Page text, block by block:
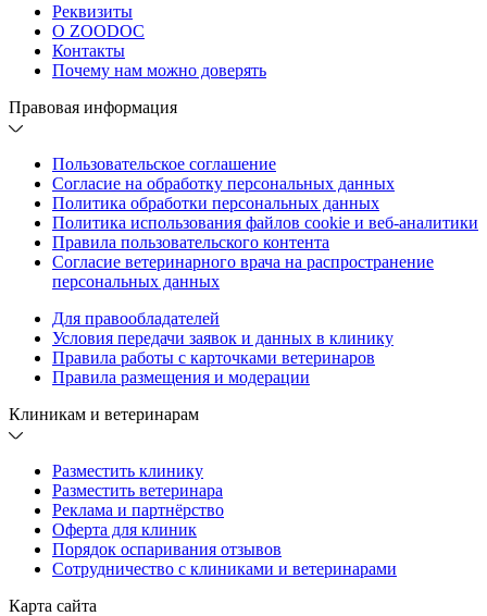
Реквизиты
О ZOODOC
Контакты
Почему нам можно доверять
Правовая информация
Пользовательское соглашение
Согласие на обработку персональных данных
Политика обработки персональных данных
Политика использования файлов cookie и веб-аналитики
Правила пользовательского контента
Согласие ветеринарного врача на распространение
персональных данных
Для правообладателей
Условия передачи заявок и данных в клинику
Правила работы с карточками ветеринаров
Правила размещения и модерации
Клиникам и ветеринарам
Разместить клинику
Разместить ветеринара
Реклама и партнёрство
Оферта для клиник
Порядок оспаривания отзывов
Сотрудничество с клиниками и ветеринарами
Карта сайта